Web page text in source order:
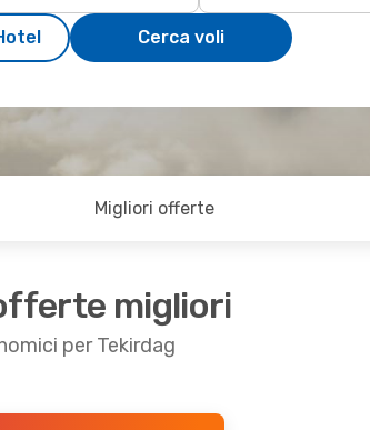
Cerca voli
Migliori offerte
migliori
per Tekirdag